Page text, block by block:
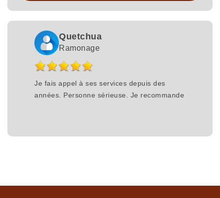
Quetchua
Ramonage
Je fais appel à ses services depuis des
années. Personne sérieuse. Je recommande